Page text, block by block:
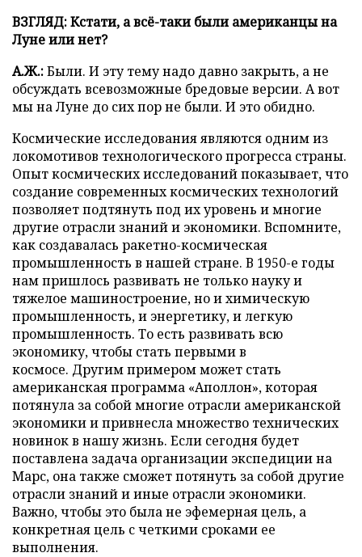
ВЗГЛЯД: Кстати, а всё-таки были американцы на
Луне или нет?
А.Ж.:Были. И эту тему надо давно закрыть, а не
обсуждать всевозможные бредовые версии. А вот
мы на Луне до сих пор не были. И это обидно.
Космические исследования являются одним из
локомотивов технологического прогресса страны.
Опыт космических исследований показывает, что
создание современных космических технологий
позволяет подтянуть под их уровень и многие
другие отрасли знаний и экономики. Вспомните,
как создавалась ракетно-космическая
промышленность в нашей стране. В 1950-е годы
нам пришлось развивать не только науку и
тяжелое машиностроение, но и химическую
промышленность, и энергетику, и легкую
промышленность. То есть развивать всю
экономику, чтобы стать первыми в
космосе. Другим примером может стать
американская программа «Аполлон», которая
потянула за собой многие отрасли американской
экономики и привнесла множество технических
новинок в нашу жизнь. Если сегодня будет
поставлена задача организации экспедиции на
Марс, она также сможет потянуть за собой другие
отрасли знаний и иные отрасли экономики.
Важно, чтобы это была не эфемерная цель, а
конкретная цель с четкими сроками ее
выполнения.